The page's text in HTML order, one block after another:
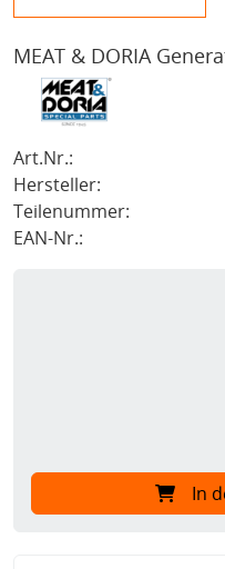
MEAT & DORIA
Art.Nr.:
Hersteller:
Teilenummer:
EAN-Nr.:
In